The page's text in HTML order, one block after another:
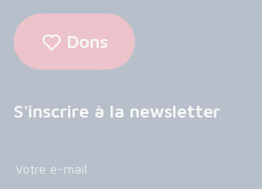
Dons
S'inscrire à la newsletter